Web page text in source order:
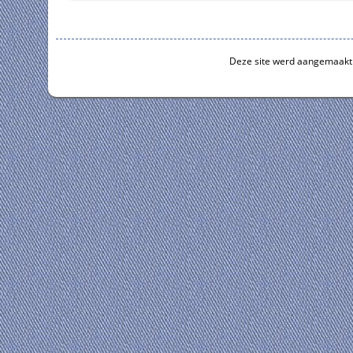
Deze site werd